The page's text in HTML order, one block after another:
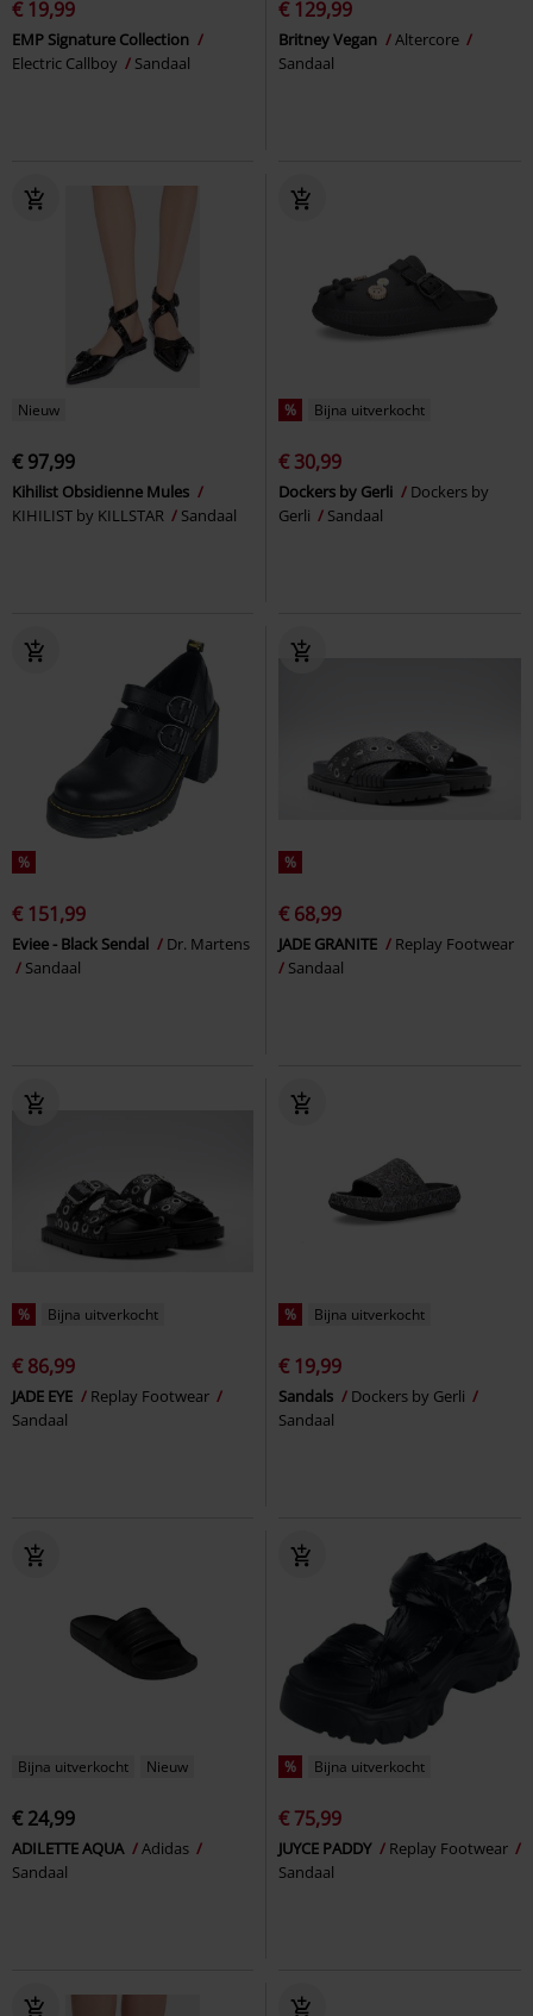
€ 19,99
EMP Signature Collection
Electric Callboy
Sandaal
€ 129,99
Britney Vegan
Altercore
Sandaal
Nieuw
€ 97,99
Kihilist Obsidienne Mules
KIHILIST by KILLSTAR
Sandaal
% Bijna uitverkocht
€ 30,99
Dockers by Gerli
Dockers by
Gerli
Sandaal
%
€ 151,99
Eviee - Black Sendal
Dr. Martens
Sandaal
%
€ 68,99
JADE GRANITE
Replay Footwear
Sandaal
% Bijna uitverkocht
€ 86,99
JADE EYE
Replay Footwear
Sandaal
% Bijna uitverkocht
€ 19,99
Sandals
Dockers by Gerli
Sandaal
Bijna uitverkocht Nieuw
€ 24,99
ADILETTE AQUA
Adidas
Sandaal
% Bijna uitverkocht
€ 75,99
JUYCE PADDY
Replay Footwear
Sandaal